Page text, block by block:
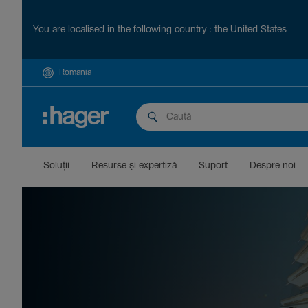
You are localised in the following country : the United States
Romania
Soluții Resurse și exper­tiză Suport Despre noi